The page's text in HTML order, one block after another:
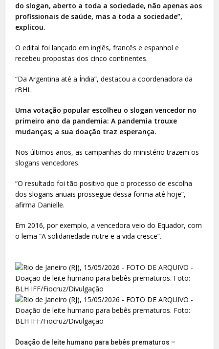
do slogan, aberto a toda a sociedade, não apenas aos
profissionais de saúde, mas a toda a sociedade”,
explicou.
O edital foi lançado em inglês, francês e espanhol e
recebeu propostas dos cinco continentes.
“Da Argentina até a Índia”, destacou a coordenadora da
rBHL.
Uma votação popular escolheu o slogan vencedor no
primeiro ano da pandemia: A pandemia trouxe
mudanças; a sua doação traz esperança.
Nos últimos anos, as campanhas do ministério trazem os
slogans vencedores.
“O resultado foi tão positivo que o processo de escolha
dos slogans anuais prossegue dessa forma até hoje”,
afirma Danielle.
Em 2016, por exemplo, a vencedora veio do Equador, com
o lema “A solidariedade nutre e a vida cresce”.
Doação de leite humano para bebês prematuros –